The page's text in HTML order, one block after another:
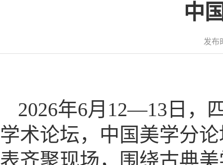
中
发
2026年6月12—13日，
学术论坛，中国美学分
表齐聚现场，围绕古典